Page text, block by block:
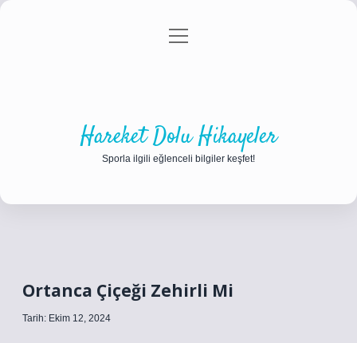
Gizlilik Politikası
menüyü
Hareket Dolu Hikayeler
Sporla ilgili eğlenceli bilgiler keşfet!
Ortanca Çiçeği Zehirli Mi
Tarih: Ekim 12, 2024